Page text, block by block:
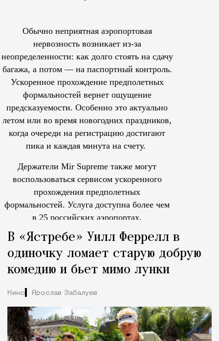
Обычно неприятная аэропортовая
нервозность возникает из-за
неопределенности: как долго стоять на сдачу
багажа, а потом — на паспортный контроль.
Ускоренное прохождение предполетных
формальностей вернет ощущение
предсказуемости. Особенно это актуально
летом или во время новогодних праздников,
когда очереди на регистрацию достигают
пика и каждая минута на счету.
Держатели Mir Supreme также могут
воспользоваться сервисом ускоренного
прохождения предполетных
формальностей. Услуга доступна более чем
в 25 российских аэропортах.
В «Ястребе» Уилл Феррелл в
одиночку ломает старую добрую
комедию и бьет мимо лунки
Кино Ярослав Забалуев